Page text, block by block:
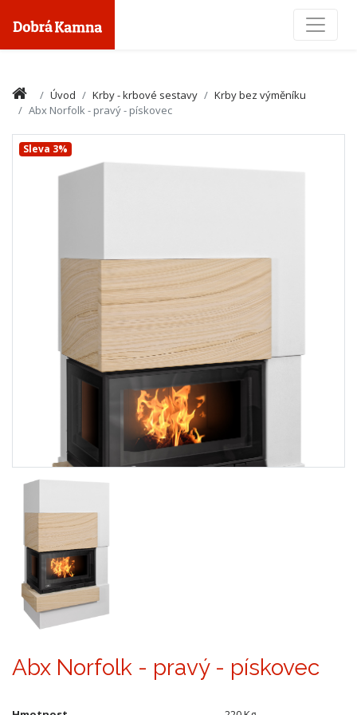
Úvod Krby - krbové sestavy
Krby bez výměníku
Abx Norfolk - pravý - pískovec
Sleva 3%
Abx Norfolk - pravý - pískovec